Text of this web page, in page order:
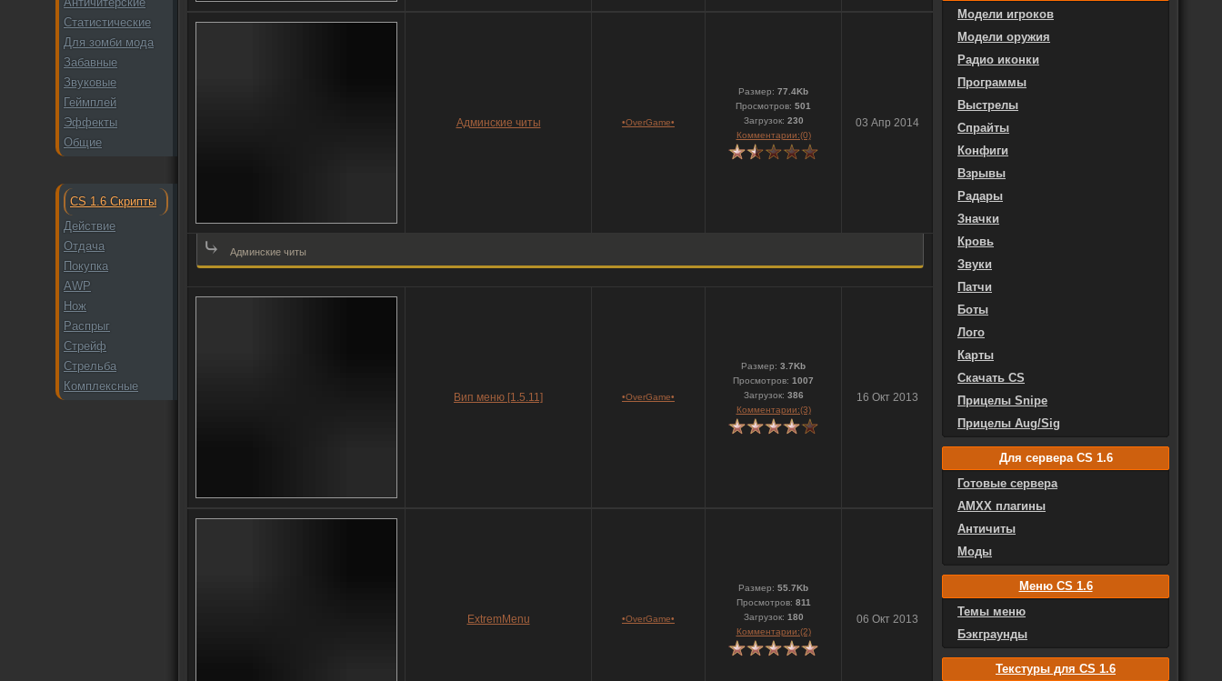
Статистические
Для зомби мода
Забавные
Звуковые
Геймплей
Эффекты
Общие
CS 1.6 Скрипты
Действие
Отдача
Покупка
AWP
Нож
Распрыг
Стрейф
Стрельба
Комплексные
Админские читы •OverGame•
Размер: 77.4Kb
Просмотров: 501
Загрузок: 230
Комментарии:(0)
03 Апр 2014
⤷ Админские читы
Вип меню [1.5.11] •OverGame•
Размер: 3.7Kb
Просмотров: 1007
Загрузок: 386
Комментарии:(3)
16 Окт 2013
ExtremMenu •OverGame•
Размер: 55.7Kb
Просмотров: 811
Загрузок: 180
Комментарии:(2)
06 Окт 2013
Модели игроков
Модели оружия
Радио иконки
Программы
Выстрелы
Спрайты
Конфиги
Взрывы
Радары
Значки
Кровь
Звуки
Патчи
Боты
Лого
Карты
Скачать CS
Прицелы Snipe
Прицелы Aug/Sig
Для сервера CS 1.6
Готовые сервера
AMXX плагины
Античиты
Моды
Меню CS 1.6
Темы меню
Бэкграунды
Текстуры для CS 1.6